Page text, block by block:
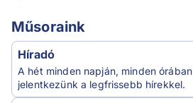
Műsoraink
Híradó
A hét minden napján, minden órában
jelentkezünk a legfrissebb hírekkel.